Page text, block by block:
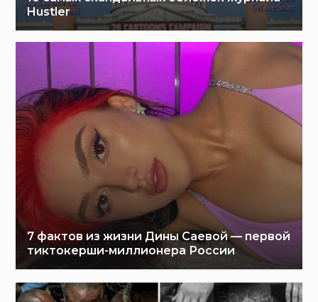
Hustler
7 фактов из жизни Дины Саевой — первой
тиктокерши-миллионера России